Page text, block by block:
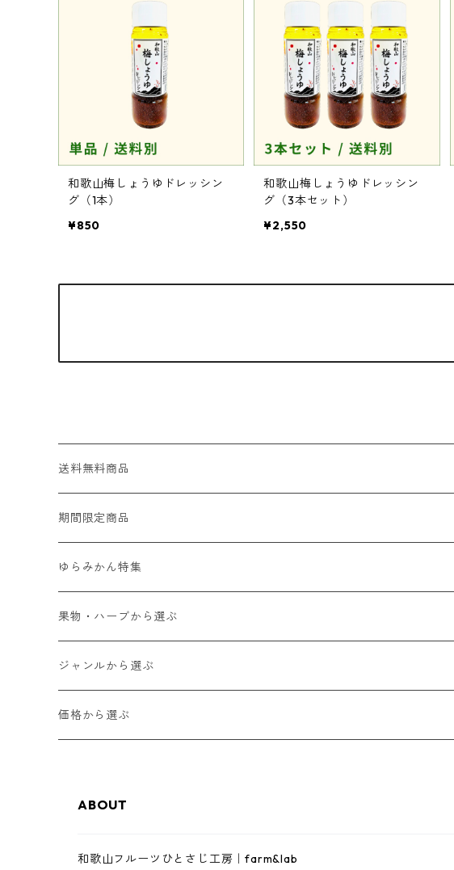
和歌山梅しょうゆドレッシン
グ（1本）
¥850
和歌山梅しょうゆドレッシン
グ（3本セット）
¥2,550
送料無料商品
期間限定商品
ゆらみかん特集
果物・ハーブから選ぶ
ゆらみかん
甘夏
レモン
南高梅
ジャンルから選ぶ
和歌山フルーツジャム
ゼリー・スムージーゼリー
ジュース
価格から選ぶ
3,000円以下
5,000円以下
ABOUT
和歌山フルーツひとさじ工房｜farm&lab